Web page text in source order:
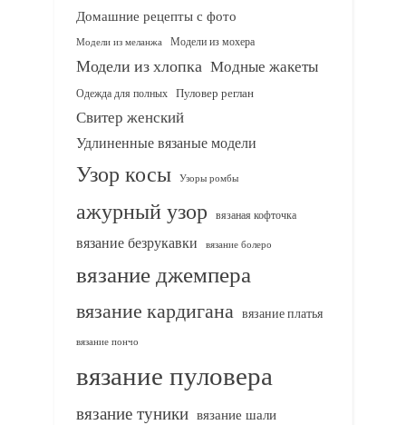
Домашние рецепты с фото
Модели из меланжа Модели из мохера
Модели из хлопка Модные жакеты
Одежда для полных Пуловер реглан
Свитер женский
Удлиненные вязаные модели
Узор косы Узоры ромбы
ажурный узор вязаная кофточка
вязание безрукавки вязание болеро
вязание джемпера
вязание кардигана вязание платья
вязание пончо
вязание пуловера
вязание туники вязание шали